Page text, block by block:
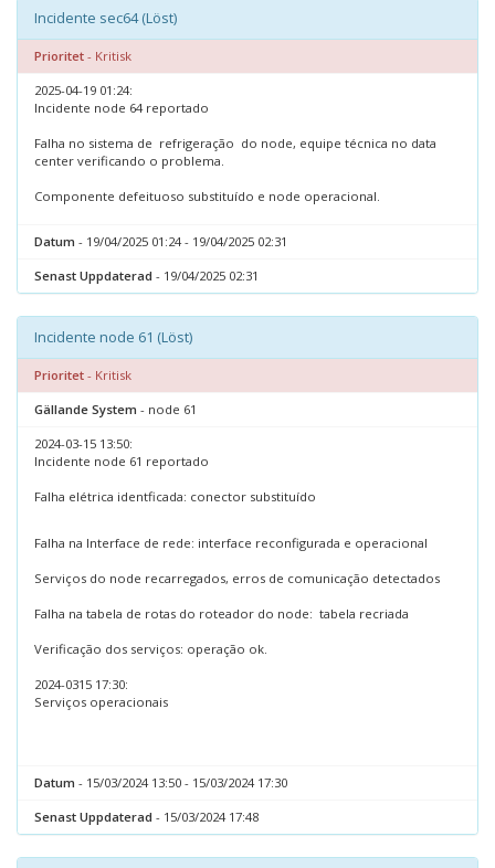
Incidente sec64 (Löst)
Prioritet - Kritisk
2025-04-19 01:24:
Incidente node 64 reportado
Falha no sistema de refrigeração do node, equipe técnica no data
center verificando o problema.
Componente defeituoso substituído e node operacional.
Datum - 19/04/2025 01:24 - 19/04/2025 02:31
Senast Uppdaterad - 19/04/2025 02:31
Incidente node 61 (Löst)
Prioritet - Kritisk
Gällande System - node 61
2024-03-15 13:50:
Incidente node 61 reportado
Falha elétrica identficada: conector substituído
Falha na Interface de rede: interface reconfigurada e operacional
Serviços do node recarregados, erros de comunicação detectados
Falha na tabela de rotas do roteador do node: tabela recriada
Verificação dos serviços: operação ok.
2024-0315 17:30:
Serviços operacionais
Datum - 15/03/2024 13:50 - 15/03/2024 17:30
Senast Uppdaterad - 15/03/2024 17:48